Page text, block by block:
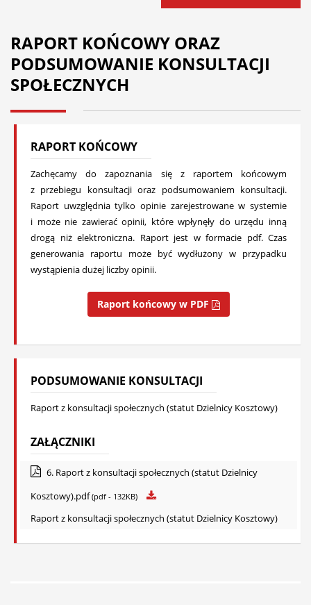
RAPORT KOŃCOWY ORAZ
PODSUMOWANIE KONSULTACJI
SPOŁECZNYCH
RAPORT KOŃCOWY
Zachęcamy do zapoznania się z raportem końcowym
z przebiegu konsultacji oraz podsumowaniem konsultacji.
Raport uwzględnia tylko opinie zarejestrowane w systemie
i może nie zawierać opinii, które wpłynęły do urzędu inną
drogą niż elektroniczna. Raport jest w formacie pdf. Czas
generowania raportu może być wydłużony w przypadku
wystąpienia dużej liczby opinii.
Raport końcowy w PDF
PODSUMOWANIE KONSULTACJI
Raport z konsultacji społecznych (statut Dzielnicy Kosztowy)
ZAŁĄCZNIKI
6. Raport z konsultacji społecznych (statut Dzielnicy
Kosztowy).pdf(pdf - 132KB)
Raport z konsultacji społecznych (statut Dzielnicy Kosztowy)